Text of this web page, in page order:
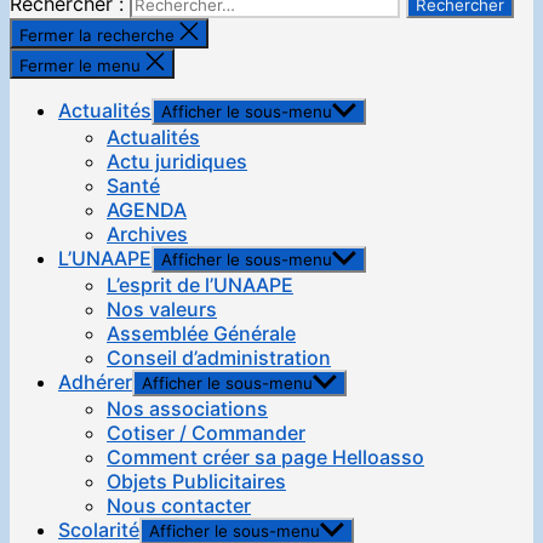
Fermer la recherche
Fermer le menu
Actualités Afficher le sous-menu
Actualités
Actu juridiques
Santé
AGENDA
Archives
L’UNAAPE Afficher le sous-menu
L’esprit de l’UNAAPE
Nos valeurs
Assemblée Générale
Conseil d’administration
Adhérer Afficher le sous-menu
Nos associations
Cotiser / Commander
Comment créer sa page Helloasso
Objets Publicitaires
Nous contacter
Scolarité Afficher le sous-menu